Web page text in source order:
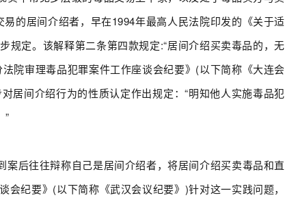
的居间介绍者，早在1994年最高人民法院印发的《关于适
规定。该解释第二条第四款规定:“居间介绍买卖毒品的，无
院审理毒品犯罪案件工作座谈会纪要》(以下简称《大连会
居间介绍行为的性质认定作出规定：“明知他人实施毒品犯
”
后往往辩称自己是居间介绍者，将居间介绍买卖毒品和直
纪要》(以下简称《武汉会议纪要》)针对这一实践问题，